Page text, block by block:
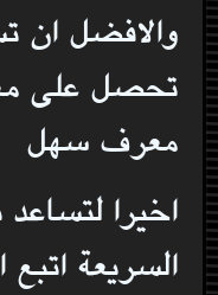
والافضل ان
تحصل على
معرف سهل
اخيرا
السريعة اتبع